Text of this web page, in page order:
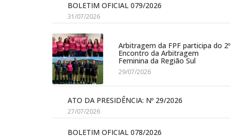
BOLETIM OFICIAL 079/2026
31/07/2026
Arbitragem da FPF participa do 2º
Encontro da Arbitragem
Feminina da Região Sul
29/07/2026
ATO DA PRESIDÊNCIA: Nº 29/2026
27/07/2026
BOLETIM OFICIAL 078/2026